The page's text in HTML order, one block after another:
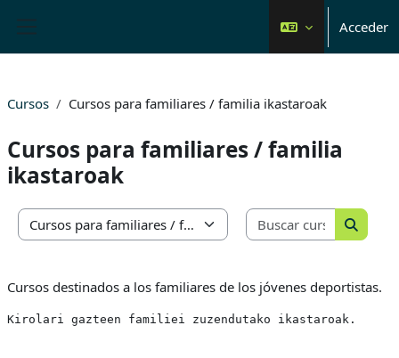
Acceder
Cursos Cursos para familiares / familia ikastaroak
Cursos para familiares / familia
ikastaroak
Categorías
Buscar
Buscar
Cursos destinados a los familiares de los jóvenes deportistas.
Kirolari gazteen familiei zuzendutako ikastaroak.